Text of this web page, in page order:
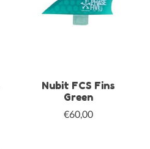
Nubit FCS Fins
Green
€60,00